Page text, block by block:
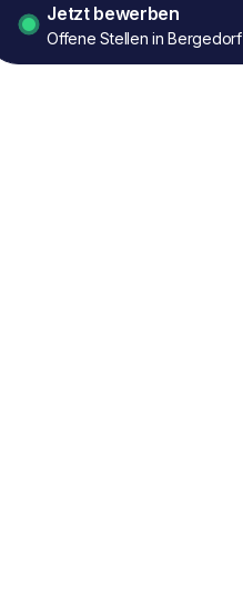
Jetzt bewerben
Offene Stellen in Bergedorf